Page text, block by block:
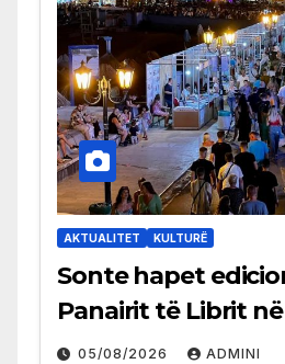
AKTUALITET KULTURË
Sonte hapet
Panairit të Librit
05/08/2026 ADMINI